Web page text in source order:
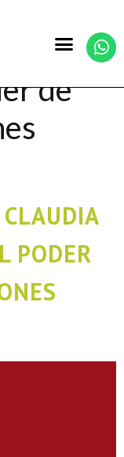
de
PODER